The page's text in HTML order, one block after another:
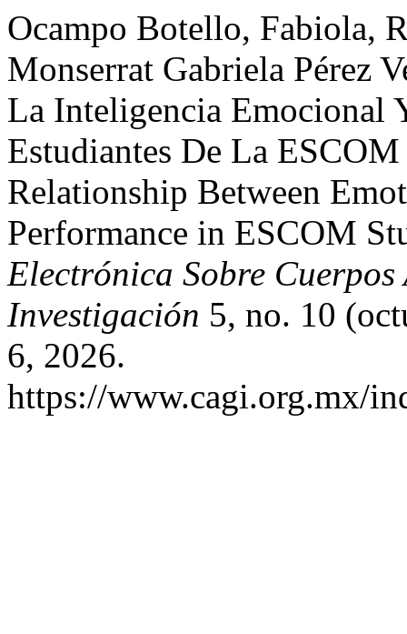
Ocampo Botello, Fabiola,
Monserrat Gabriela Pérez
La Inteligencia Emocional
Estudiantes De La
Relationship Between
Performance in ESCOM
Electrónica Sobre
Investigación 5, no. 10
6, 2026.
https://www.cagi.org.mx/